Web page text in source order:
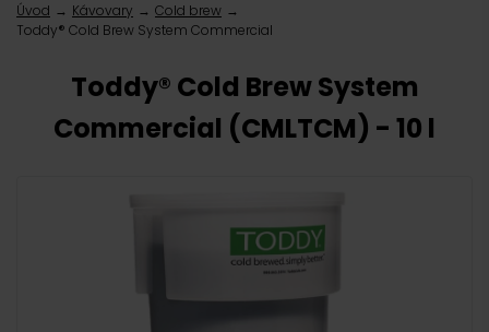
Úvod Kávovary
Cold brew
Toddy® Cold Brew System Commercial
Toddy® Cold Brew System
Commercial (CMLTCM) - 10 l